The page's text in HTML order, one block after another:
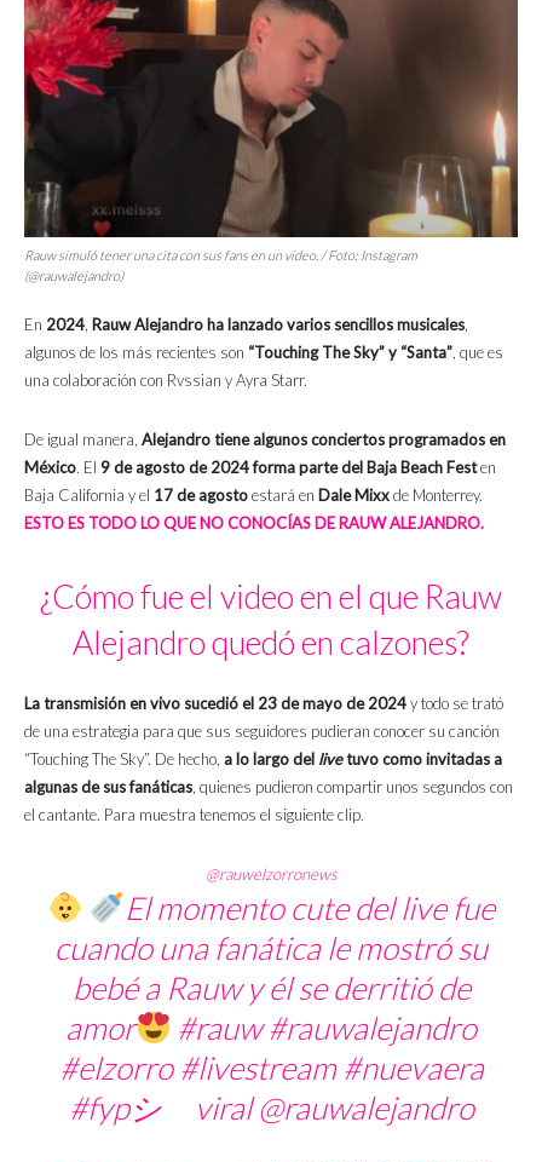
Rauw simuló tener una cita con sus fans en un video. / Foto: Instagram
(@rauwalejandro)
En 2024, Rauw Alejandro ha lanzado varios sencillos musicales,
algunos de los más recientes son “Touching The Sky” y “Santa”, que es
una colaboración con Rvssian y Ayra Starr.
De igual manera, Alejandro tiene algunos conciertos programados en
México. El 9 de agosto de 2024 forma parte del Baja Beach Festen
Baja California y el 17 de agostoestará en Dale Mixxde Monterrey.
ESTO ES TODO LO QUE NO CONOCÍAS DE RAUW ALEJANDRO.
¿Cómo fue el video en el que Rauw
Alejandro quedó en calzones?
La transmisión en vivo sucedió el 23 de mayo de 2024y todo se trató
de una estrategia para que sus seguidores pudieran conocer su canción
“Touching The Sky”. De hecho, a lo largo del livetuvo como invitadas a
algunas de sus fanáticas, quienes pudieron compartir unos segundos con
el cantante. Para muestra tenemos el siguiente clip.
@rauwelzorronews
El momento cute del live fue
cuando una fanática le mostró su
bebé a Rauw y él se derritió de
amor
#rauw #rauwalejandro
#elzorro #livestream #nuevaera
#fypシ゚viral@rauwalejandro